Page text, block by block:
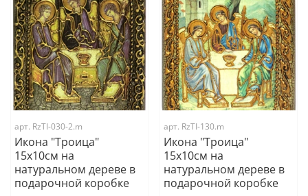
арт. RzTI-030-2.m
Икона "Троица"
15х10см на
натуральном дереве в
подарочной коробке
арт. RzTI-130.m
Икона "Троица"
15х10см на
натуральном дереве в
подарочной коробке